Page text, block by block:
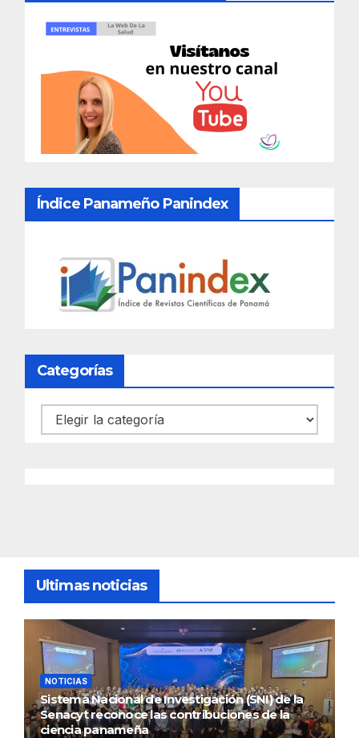
Índice Panameño Panindex
Categorías
Categorías
Ultimas noticias
NOTICIAS
Sistema Nacional de Investigación (SNI) de la
Senacyt reconoce las contribuciones de la
ciencia panameña